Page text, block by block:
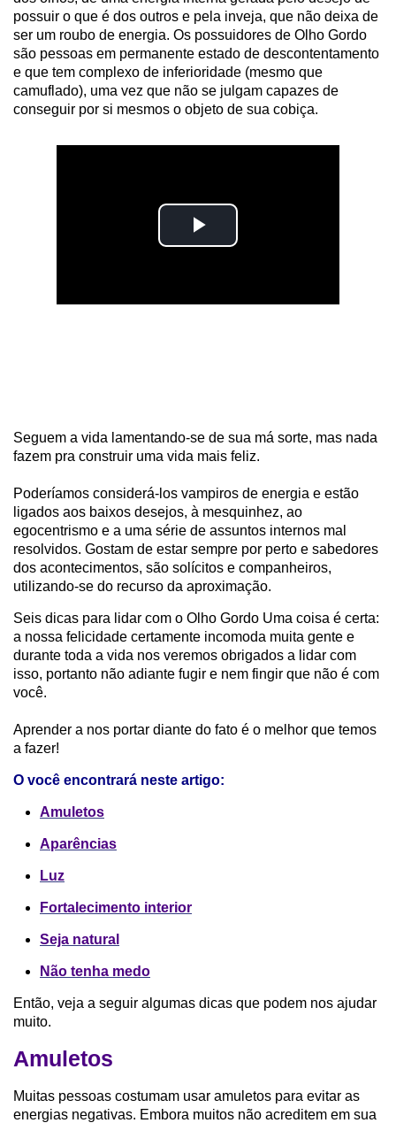
possuir o que é dos outros e pela inveja, que não deixa de
ser um roubo de energia. Os possuidores de Olho Gordo
são pessoas em permanente estado de descontentamento
e que tem complexo de inferioridade (mesmo que
camuflado), uma vez que não se julgam capazes de
conseguir por si mesmos o objeto de sua cobiça.
Seguem a vida lamentando-se de sua má sorte, mas nada
fazem pra construir uma vida mais feliz.
Poderíamos considerá-los vampiros de energia e estão
ligados aos baixos desejos, à mesquinhez, ao
egocentrismo e a uma série de assuntos internos mal
resolvidos. Gostam de estar sempre por perto e sabedores
dos acontecimentos, são solícitos e companheiros,
utilizando-se do recurso da aproximação.
Seis dicas para lidar com o Olho Gordo Uma coisa é certa:
a nossa felicidade certamente incomoda muita gente e
durante toda a vida nos veremos obrigados a lidar com
isso, portanto não adiante fugir e nem fingir que não é com
você.
Aprender a nos portar diante do fato é o melhor que temos
a fazer!
O você encontrará neste artigo:
Amuletos
Aparências
Luz
Fortalecimento interior
Seja natural
Não tenha medo
Então, veja a seguir algumas dicas que podem nos ajudar
muito.
Amuletos
Muitas pessoas costumam usar amuletos para evitar as
energias negativas. Embora muitos não acreditem em sua